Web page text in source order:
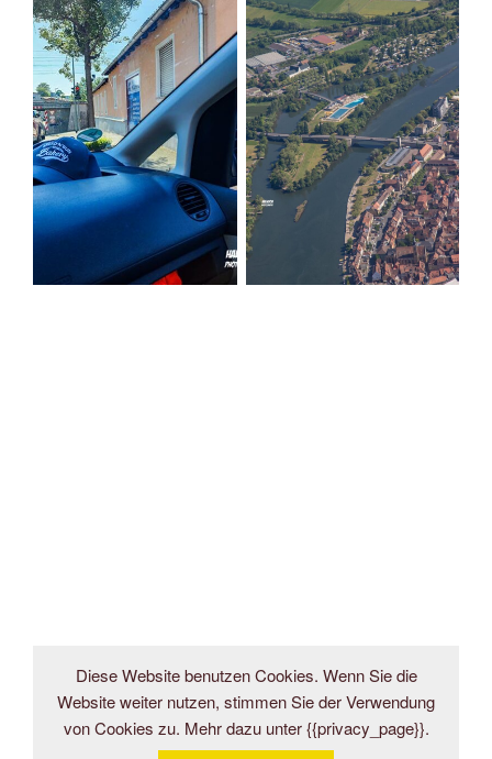
Diese Website benutzen Cookies. Wenn Sie die
Website weiter nutzen, stimmen Sie der Verwendung
von Cookies zu. Mehr dazu unter {{privacy_page}}.